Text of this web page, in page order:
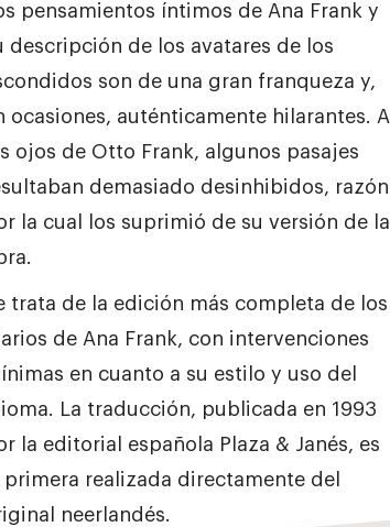
pensamientos íntimos de Ana Frank y
descripción de los avatares de los
son de una gran franqueza y,
ocasiones, auténticamente hilarantes. A
ojos de Otto Frank, algunos pasajes
demasiado desinhibidos, razón
la cual los suprimió de su versión de la
trata de la edición más completa de los
de Ana Frank, con intervenciones
en cuanto a su estilo y uso del
La traducción, publicada en 1993
la editorial española Plaza & Janés, es
primera realizada directamente del
neerlandés.